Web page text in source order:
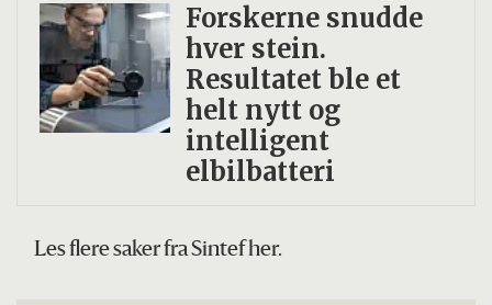
Forskerne snudde
hver stein.
Resultatet ble et
helt nytt og
intelligent
elbilbatteri
Les flere saker fra Sintef her.